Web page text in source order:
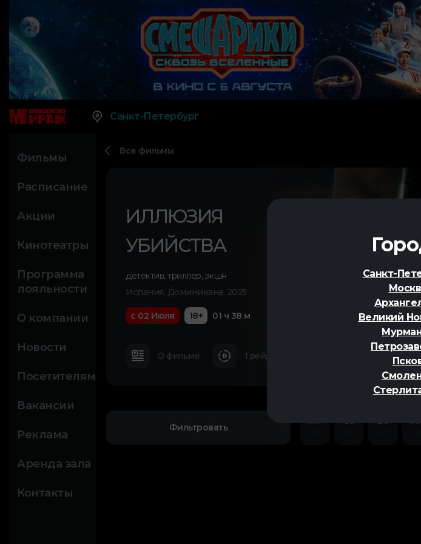
Санкт-
Великий
Санкт-Петербург
Фильмы
Расписание
Акции
Кинотеатры
Программа
лояльности
О компании
Новости
Посетителям
Вакансии
Реклама
Аренда зала
Контакты
Все фильмы
ИЛЛЮЗИЯ
УБИЙСТВА
детектив,триллер,экшн
Испания, Доминикана, 2025
с 02 Июля 18+ 01 ч 38 м
О фильме Трейлер
Фильтровать
Пт
Сб
Вс